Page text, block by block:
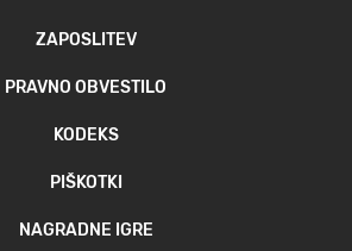
ZAPOSLITEV
PRAVNO OBVESTILO
KODEKS
PIŠKOTKI
NAGRADNE IGRE